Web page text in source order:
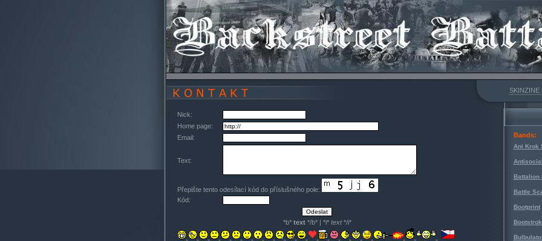
SKINZINE
Nick:
Home page:
Email:
Text:
Přepište tento odesílací kód do příslušného pole:
Kód:
*b* text*/b* | *i* text*/i*
Bands:
Ani Krok
Battalion
Battle
Bootprint